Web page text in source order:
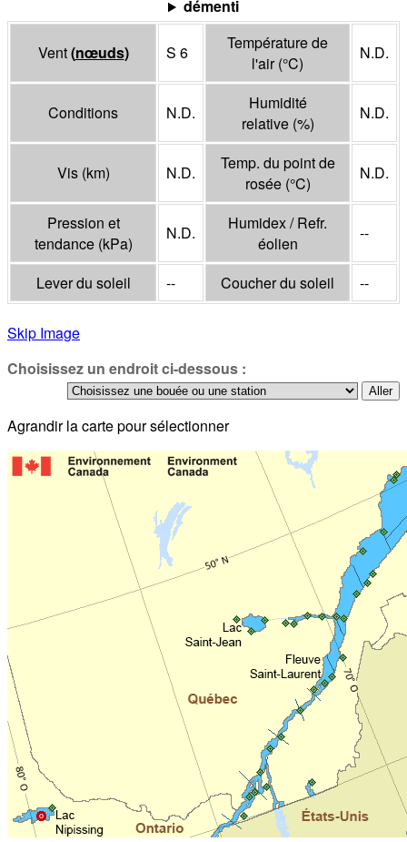
démenti
Vent(nœuds) S 6
Température de
l'air(°C)
N.D.
Conditions N.D.
Humidité
relative (%)
N.D.
Vis (km) N.D.
Temp. du point de
rosée (°C)
N.D.
Pression et
tendance (kPa)
N.D.
Humidex / Refr.
éolien
--
Lever du soleil -- Coucher du soleil --
Skip Image
Choisissez un endroit ci-dessous :
Agrandir la carte pour sélectionner